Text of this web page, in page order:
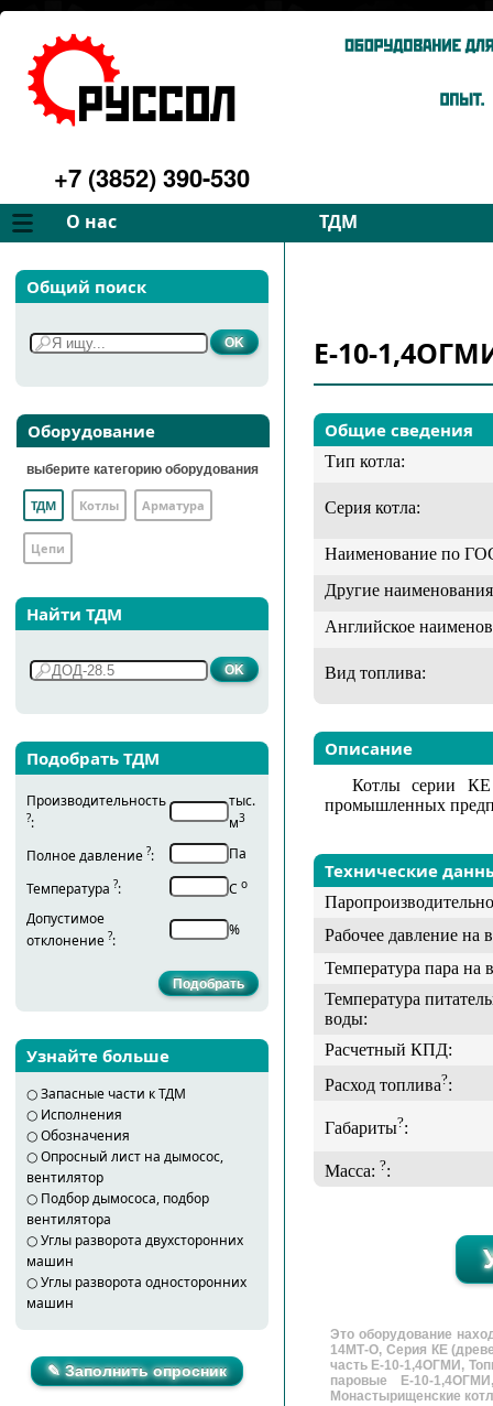
+7 (3852) 390-530
О нас ТДМ
Компания
Философия
Услуги
Галерея
Контакты
Запчасти
Подбор
Общий поиск
Оборудование
выберите категорию оборудования
ТДМ Котлы Арматура
Цепи
Найти ТДМ
Подобрать ТДМ
Производительность
?:
тыс.
м3
Полное давление ?:
Па
Температура ?: С о
Допустимое
отклонение ?:
%
Узнайте больше
○Запасные части к ТДМ
○ Исполнения
○Обозначения
○Опросный лист на дымосос,
вентилятор
○ Подбор дымососа, подбор
вентилятора
○Углы разворота двухсторонних
машин
○Углы разворота односторонних
машин
✎ Заполнить опросник
Е-10-
Общие сведения
Тип котла:
Серия котла:
Наименование по
Другие
Английское
Вид топлива:
Описание
Котлы серии КЕ
промышленных
Технические
Рабочее давление на
Температура пара на
Температура
воды:
Расчетный КПД:
Расход топлива?:
Габариты?:
Масса: ?:
Это оборудование
14МТ-О, Серия КЕ
часть Е-10-1,4ОГМИ,
паровые Е-10-
Монастырищенские